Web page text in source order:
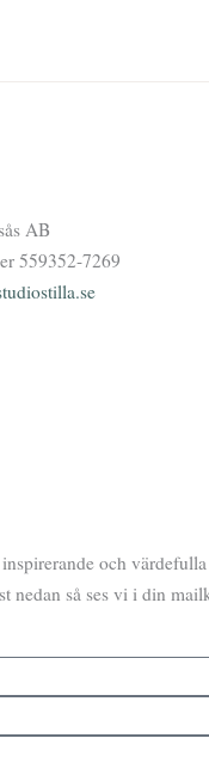
AB
559352-7269
u
t
u
b
d
c
a
s
och
nedan så ses vi i din